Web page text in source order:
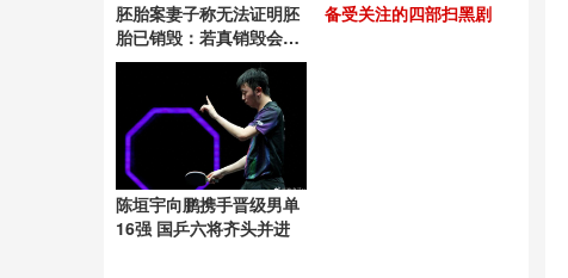
胚胎案妻子称无法证明胚
胎已销毁：若真销毁会有
医院或法院通知
备受关注的四部扫黑剧
陈垣宇向鹏携手晋级男单
16强 国乒六将齐头并进